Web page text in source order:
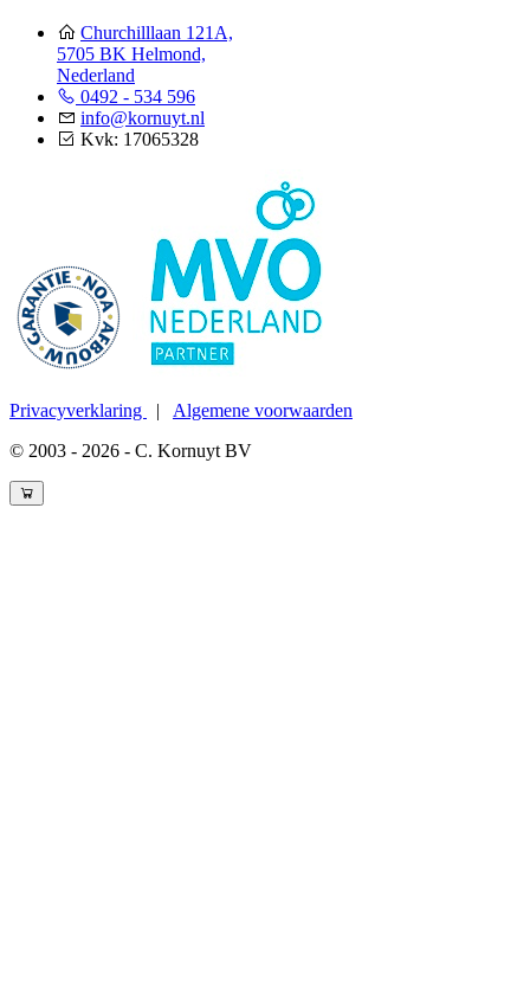
Churchilllaan 121A,
5705 BK Helmond,
Nederland
0492 - 534 596
info@kornuyt.nl
Kvk: 17065328
Privacyverklaring | Algemene voorwaarden
© 2003 - 2026 - C. Kornuyt BV